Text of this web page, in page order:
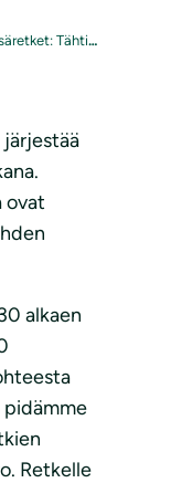
Tähtitornin metsä
järjestää
ovat
alkaen
pidämme
Retkelle